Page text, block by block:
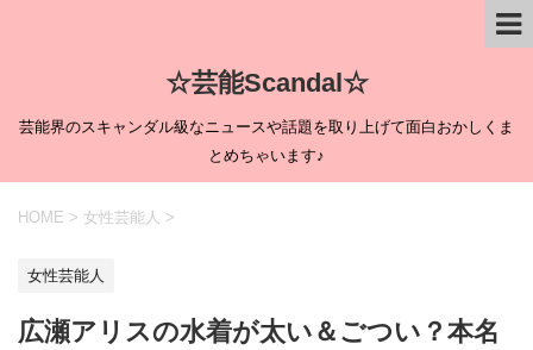
☆芸能Scandal☆
芸能界のスキャンダル級なニュースや話題を取り上げて面白おかしくま
とめちゃいます♪
HOME > 女性芸能人 >
女性芸能人
広瀬アリスの水着が太い＆ごつい？本名